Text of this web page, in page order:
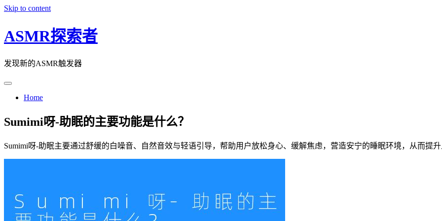
Skip to content
ASMR探索者
发现新的ASMR触发器
Home
Sumimi呀-助眠的主要功能是什么？
Sumimi呀-助眠主要通过舒缓的白噪音、自然音效与轻语引导，帮助用户放松身心、缓解焦虑，营造安宁的睡眠环境，从而提升